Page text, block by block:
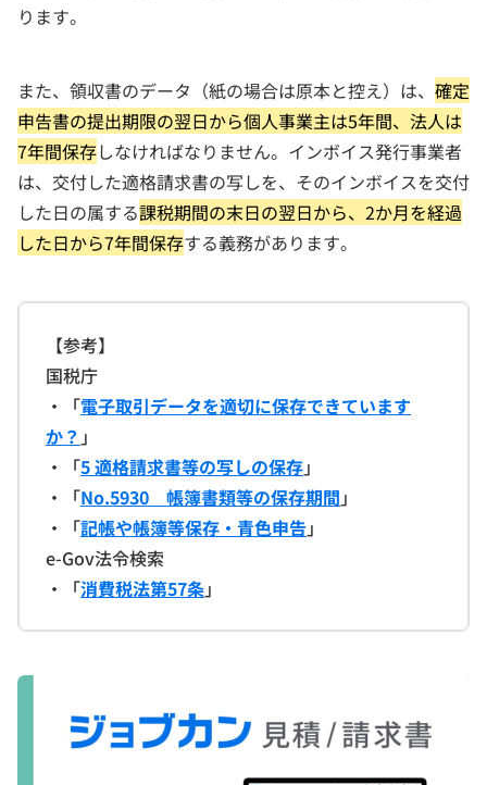
ります。
また、領収書のデータ（紙の場合は原本と控え）は、 確定
申告書の提出期限の翌日から個人事業主は5年間、法人は
7年間保存しなければなりません。インボイス発行事業者
は、交付した適格請求書の写しを、そのインボイスを交付
した日の属する課税期間の末日の翌日から、2か月を経過
した日から7年間保存する義務があります。
【参考】
国税庁
・「電子取引データを適切に保存できています
か？ 」
・「5 適格請求書等の写しの保存」
・「No.5930 帳簿書類等の保存期間 」
・「記帳や帳簿等保存・青色申告 」
e-Gov法令検索
・「消費税法第57条」